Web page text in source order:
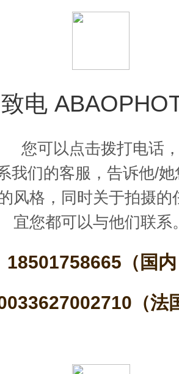
致电
您可以点击拨打电话
我们的客服，告诉他/她
风格，同时关于拍摄的
宜您都可以与他们联系
18501758665（国
（法